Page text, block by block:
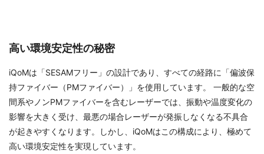
高い環境安定性の秘密
iQoMは「SESAMフリー」の設計であり、すべての経路に「偏波保
持ファイバー（PMファイバー）」を使用しています。 一般的な空
間系やノンPMファイバーを含むレーザーでは、振動や温度変化の
影響を大きく受け、最悪の場合レーザーが発振しなくなる不具合
が起きやすくなります。しかし、iQoMはこの構成により、極めて
高い環境安定性を実現しています。